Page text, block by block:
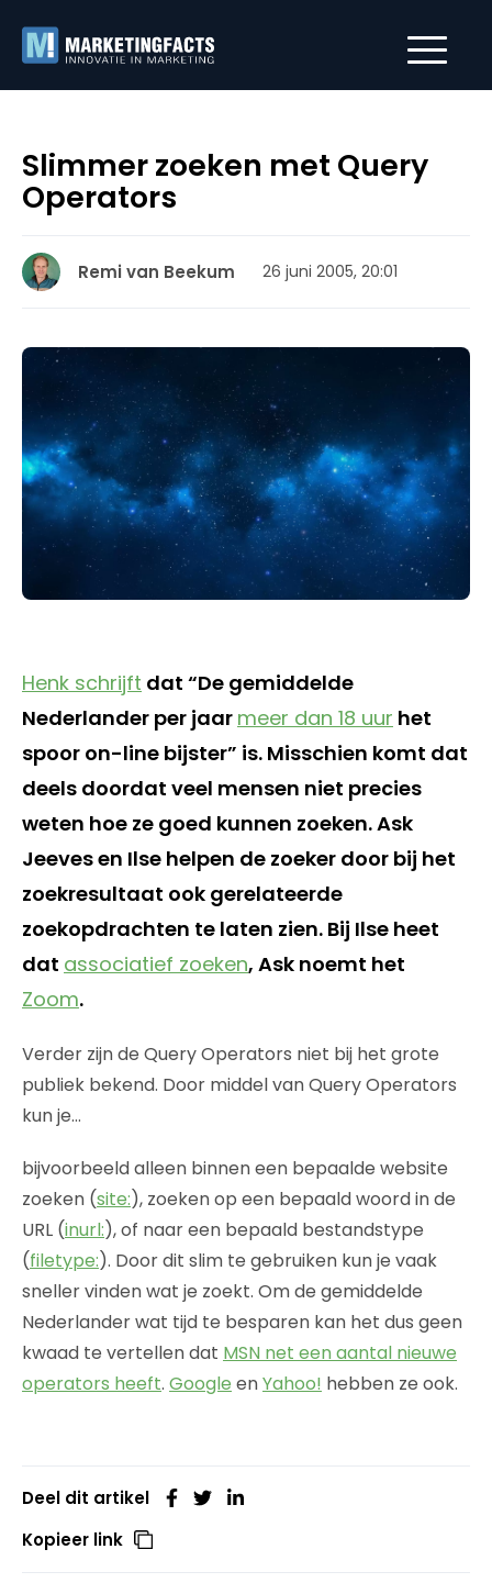
Slimmer zoeken met Query
Operators
Remi van Beekum 26 juni 2005, 20:01
Henk schrijft dat “De gemiddelde
Nederlander per jaar meer dan 18 uur het
spoor on-line bijster” is. Misschien komt dat
deels doordat veel mensen niet precies
weten hoe ze goed kunnen zoeken. Ask
Jeeves en Ilse helpen de zoeker door bij het
zoekresultaat ook gerelateerde
zoekopdrachten te laten zien. Bij Ilse heet
dat associatief zoeken, Ask noemt het
Zoom.
Verder zijn de Query Operators niet bij het grote
publiek bekend. Door middel van Query Operators
kun je…
bijvoorbeeld alleen binnen een bepaalde website
zoeken (site:), zoeken op een bepaald woord in de
URL (inurl:), of naar een bepaald bestandstype
(filetype:). Door dit slim te gebruiken kun je vaak
sneller vinden wat je zoekt. Om de gemiddelde
Nederlander wat tijd te besparen kan het dus geen
kwaad te vertellen dat MSN net een aantal nieuwe
operators heeft. Google enYahoo! hebben ze ook.
Deel dit artikel
Kopieer link